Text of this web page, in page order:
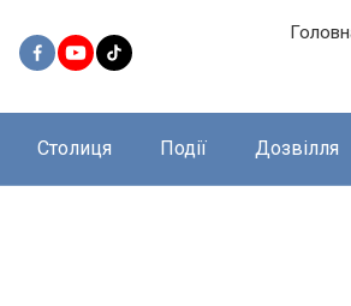
Столиця Події Дозвілля